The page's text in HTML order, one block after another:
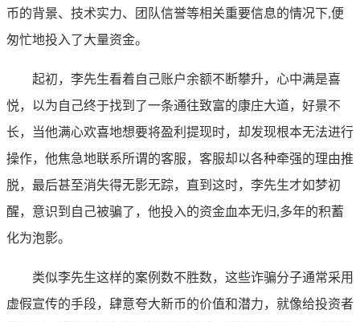
币的背景、技术实力、团队信誉等相关重要信息的情况下,便
匆忙地投入了大量资金。
起初，李先生看着自己账户余额不断攀升，心中满是喜
悦，以为自己终于找到了一条通往致富的康庄大道，好景不
长，当他满心欢喜地想要将盈利提现时，却发现根本无法进行
操作，他焦急地联系所谓的客服，客服却以各种牵强的理由推
脱，最后甚至消失得无影无踪，直到这时，李先生才如梦初
醒，意识到自己被骗了，他投入的资金血本无归,多年的积蓄
化为泡影。
类似李先生这样的案例数不胜数，这些诈骗分子通常采用
虚假宣传的手段，肆意夸大新币的价值和潜力，就像给投资者